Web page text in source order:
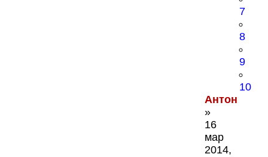
7
8
9
10
Антон
»
16
мар
2014,